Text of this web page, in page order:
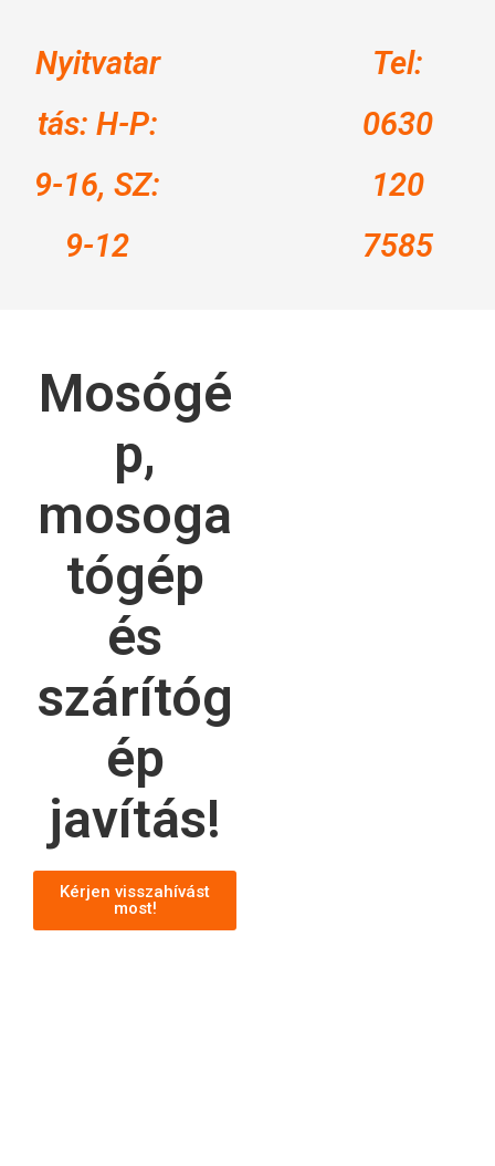
Nyitvatar
tás: H-P:
9-16, SZ:
9-12
Tel:
0630
120
7585
Mosógé
p,
mosoga
tógép
és
szárítóg
ép
javítás!
Kérjen visszahívást
most!